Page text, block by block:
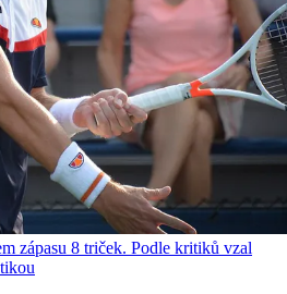
zápasu 8 triček. Podle kritiků vzal